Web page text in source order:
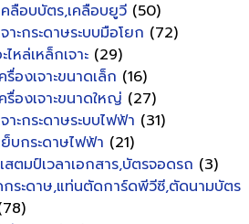
คลือบบัตร,เคลือบยูวี (50)
าะกระดาษระบบมือโยก (72)
ไหล่เหล็กเจาะ (29)
รื่องเจาะขนาดเล็ก (16)
รื่องเจาะขนาดใหญ่ (27)
าะกระดาษระบบไฟฟ้า (31)
ย็บกระดาษไฟฟ้า (21)
สตมป์เวลาเอกสาร,บัตรจอดรถ (3)
ระดาษ,แท่นตัดการ์ดพีวีซี,ตัดนามบัตร